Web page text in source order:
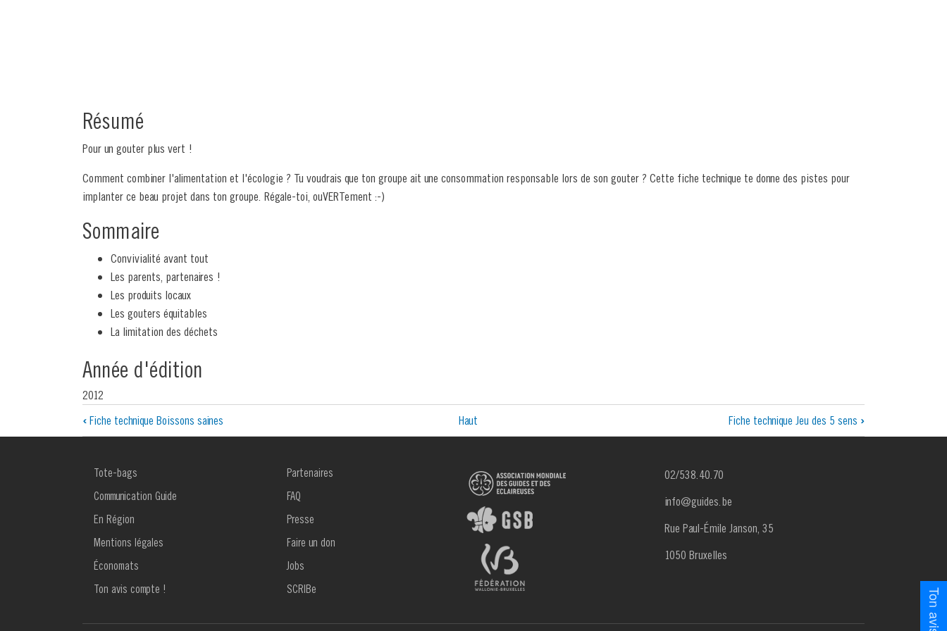
Résumé
Pour un gouter plus vert !
Comment combiner l'alimentation et l'écologie ? Tu voudrais que ton groupe ait une consommation responsable lors de son gouter ? Cette fiche technique te donne des pistes pour
implanter ce beau projet dans ton groupe. Régale-toi, ouVERTement :-)
Sommaire
Convivialité avant tout
Les parents, partenaires !
Les produits locaux
Les gouters équitables
La limitation des déchets
Année d'édition
2012
Liens
transversaux
de
livre
pour
Fiche
technique
‹Fiche technique Boissons saines Haut Fiche technique Jeu des 5 sens ›
MENU
FOOTER
Tote-bags
Communication Guide
En Région
Mentions légales
Économats
Ton avis compte !
MENU
FOOTER
Partenaires
FAQ
Presse
Faire un don
Jobs
SCRIBe
02/538.40.70
info@guides.be
Rue Paul-Émile Janson, 35
1050 Bruxelles